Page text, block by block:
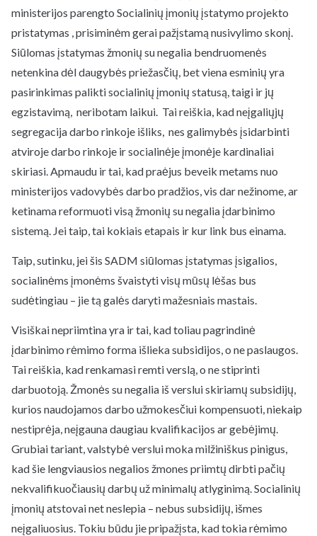
ministerijos parengto Socialinių įmonių įstatymo projekto
pristatymas , prisiminėm gerai pažįstamą nusivylimo skonį.
Siūlomas įstatymas žmonių su negalia bendruomenės
netenkina dėl daugybės priežasčių, bet viena esminių yra
pasirinkimas palikti socialinių įmonių statusą, taigi ir jų
egzistavimą, neribotam laikui. Tai reiškia, kad neįgaliųjų
segregacija darbo rinkoje išliks, nes galimybės įsidarbinti
atviroje darbo rinkoje ir socialinėje įmonėje kardinaliai
skiriasi. Apmaudu ir tai, kad praėjus beveik metams nuo
ministerijos vadovybės darbo pradžios, vis dar nežinome, ar
ketinama reformuoti visą žmonių su negalia įdarbinimo
sistemą. Jei taip, tai kokiais etapais ir kur link bus einama.
Taip, sutinku, jei šis SADM siūlomas įstatymas įsigalios,
socialinėms įmonėms švaistyti visų mūsų lėšas bus
sudėtingiau – jie tą galės daryti mažesniais mastais.
Visiškai nepriimtina yra ir tai, kad toliau pagrindinė
įdarbinimo rėmimo forma išlieka subsidijos, o ne paslaugos.
Tai reiškia, kad renkamasi remti verslą, o ne stiprinti
darbuotoją. Žmonės su negalia iš verslui skiriamų subsidijų,
kurios naudojamos darbo užmokesčiui kompensuoti, niekaip
nestiprėja, neįgauna daugiau kvalifikacijos ar gebėjimų.
Grubiai tariant, valstybė verslui moka milžiniškus pinigus,
kad šie lengviausios negalios žmones priimtų dirbti pačių
nekvalifikuočiausių darbų už minimalų atlyginimą. Socialinių
įmonių atstovai net neslepia – nebus subsidijų, išmes
neįgaliuosius. Tokiu būdu jie pripažįsta, kad tokia rėmimo